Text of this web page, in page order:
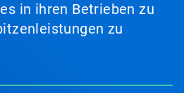
in ihren Betrieben zu
zu